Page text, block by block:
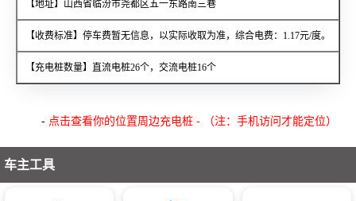
【地址】山西省临汾市尧都区五一东路南三巷
【收费标准】停车费暂无信息，以实际收取为准，综合电费：1.17元/度。
【充电桩数量】直流电桩26个，交流电桩16个
- 点击查看你的位置周边充电桩 - （注：手机访问才能定位）
车主工具